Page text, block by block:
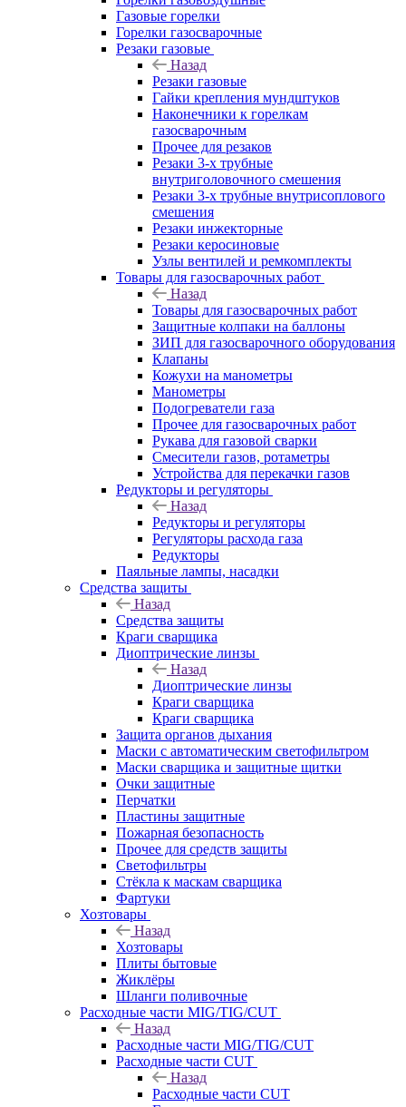
Газовые горелки
Горелки газосварочные
Резаки газовые
Назад
Резаки газовые
Гайки крепления мундштуков
Наконечники к горелкам
газосварочным
Прочее для резаков
Резаки 3-х трубные
внутриголовочного смешения
Резаки 3-х трубные внутрисоплового
смешения
Резаки инжекторные
Резаки керосиновые
Узлы вентилей и ремкомплекты
Товары для газосварочных работ
Назад
Товары для газосварочных работ
Защитные колпаки на баллоны
ЗИП для газосварочного оборудования
Клапаны
Кожухи на манометры
Манометры
Подогреватели газа
Прочее для газосварочных работ
Рукава для газовой сварки
Смесители газов, ротаметры
Устройства для перекачки газов
Редукторы и регуляторы
Назад
Редукторы и регуляторы
Регуляторы расхода газа
Редукторы
Паяльные лампы, насадки
Средства защиты
Назад
Средства защиты
Краги сварщика
Диоптрические линзы
Назад
Диоптрические линзы
Краги сварщика
Краги сварщика
Защита органов дыхания
Маски с автоматическим светофильтром
Маски сварщика и защитные щитки
Очки защитные
Перчатки
Пластины защитные
Пожарная безопасность
Прочее для средств защиты
Светофильтры
Стёкла к маскам сварщика
Фартуки
Хозтовары
Назад
Хозтовары
Плиты бытовые
Жиклёры
Шланги поливочные
Расходные части MIG/TIG/CUT
Назад
Расходные части MIG/TIG/CUT
Расходные части CUT
Назад
Расходные части CUT